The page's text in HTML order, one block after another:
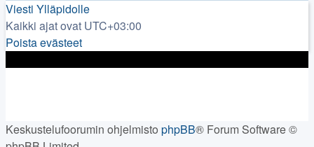
Viesti Ylläpidolle
Kaikki ajat ovat UTC+03:00
Poista evästeet
Keskustelufoorumin ohjelmisto phpBB® Forum Software ©